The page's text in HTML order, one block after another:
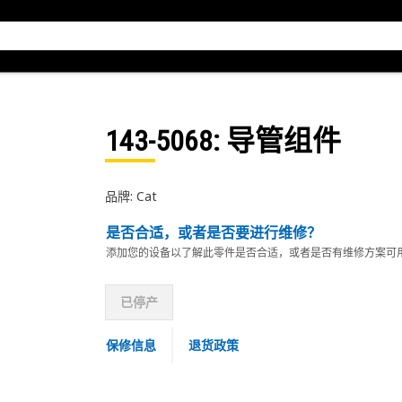
143-5068: 导管组件
品牌: Cat
是否合适，或者是否要进行维修？
添加您的设备以了解此零件是否合适，或者是否有维修方案可
已停产
保修信息 退货政策